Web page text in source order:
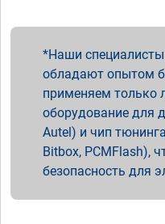
Наши
обладают опытом
применяем только
оборудование для
Autel) и чип
Bitbox, PCMFlash),
безопасность для